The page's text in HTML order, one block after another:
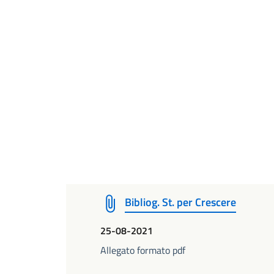
Bibliog. St. per Crescere
25-08-2021
Allegato formato pdf